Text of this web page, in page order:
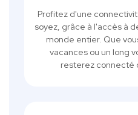
Profitez d'une
soyez, grâce à l'accès à
monde entier. Que
vacances ou un long
resterez connecté